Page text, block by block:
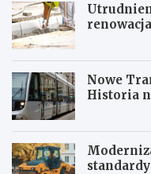
Nowe
Historia